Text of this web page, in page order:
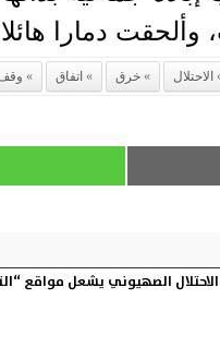
الاحتلال خرق اتفاق وقف
الصهيوني يشعل مواقع